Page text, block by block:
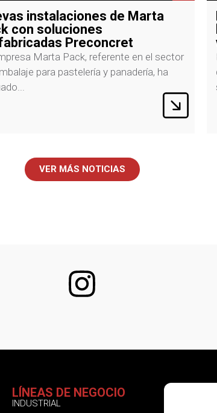
la calidad de nuestro
prefabricado para tu
creemos que la mejor manera
a conocer la calidad de nuestros
constructivos es que...
VER MÁS NOTICIAS
LÍNEAS DE NEGOCIO
INDUSTRIAL
SÍGUENOS